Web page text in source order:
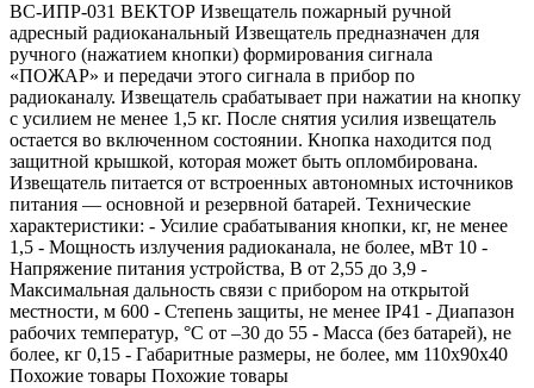
ВС-ИПР-031 ВЕКТОР Извещатель пожарный ручной
адресный радиоканальный Извещатель предназначен для
ручного (нажатием кнопки) формирования сигнала
«ПОЖАР» и передачи этого сигнала в прибор по
радиоканалу. Извещатель срабатывает при нажатии на кнопку
с усилием не менее 1,5 кг. После снятия усилия извещатель
остается во включенном состоянии. Кнопка находится под
защитной крышкой, которая может быть опломбирована.
Извещатель питается от встроенных автономных источников
питания — основной и резервной батарей. Технические
характеристики: - Усилие срабатывания кнопки, кг, не менее
1,5 - Мощность излучения радиоканала, не более, мВт 10 -
Напряжение питания устройства, В от 2,55 до 3,9 -
Максимальная дальность связи с прибором на открытой
местности, м 600 - Степень защиты, не менее IP41 - Диапазон
рабочих температур, °С от –30 до 55 - Масса (без батарей), не
более, кг 0,15 - Габаритные размеры, не более, мм 110x90x40
Похожие товары Похожие товары